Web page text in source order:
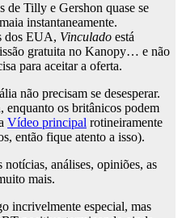
de Tilly e Gershon quase se
instantaneamente.
dos EUA, Vinculado está
gratuita no Kanopy… e não
para aceitar a oferta.
não precisam se desesperar.
enquanto os britânicos podem
Vídeo principal rotineiramente
então fique atento a isso).
notícias, análises, opiniões, as
mais.
incrivelmente especial, mas